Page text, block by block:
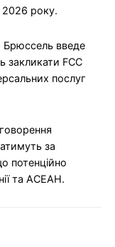
2026 року.
введе
FCC
послуг
за
потенційно
та АСЕАН.